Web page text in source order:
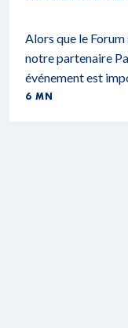
Alors que le
notre partenaire
événement est
6 MN